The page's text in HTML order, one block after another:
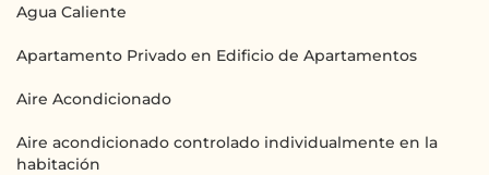
Agua Caliente
Apartamento Privado en Edificio de Apartamentos
Aire Acondicionado
Aire acondicionado controlado individualmente en la
habitación